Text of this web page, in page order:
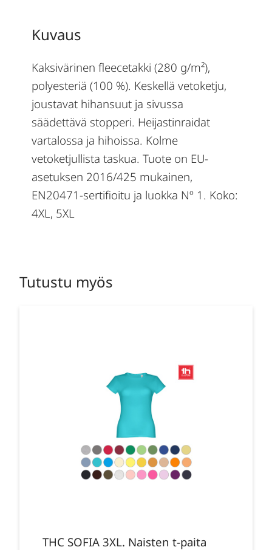
Kuvaus
Kaksivärinen fleecetakki (280 g/m²),
polyesteriä (100 %). Keskellä vetoketju,
joustavat hihansuut ja sivussa
säädettävä stopperi. Heijastinraidat
vartalossa ja hihoissa. Kolme
vetoketjullista taskua. Tuote on EU-
asetuksen 2016/425 mukainen,
EN20471-sertifioitu ja luokka Nº 1. Koko:
4XL, 5XL
Tutustu myös
THC SOFIA 3XL. Naisten t-paita